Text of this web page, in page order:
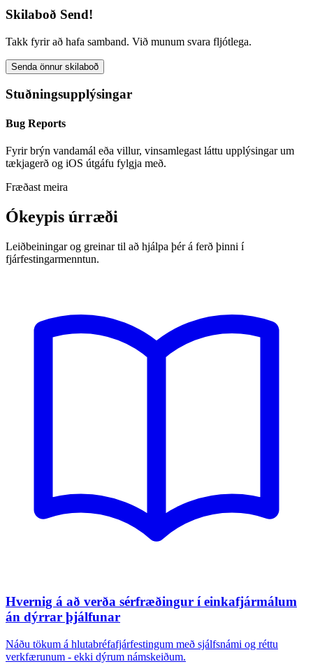
Skilaboð Send!
Takk fyrir að hafa samband. Við munum svara fljótlega.
Senda önnur skilaboð
Stuðningsupplýsingar
Bug Reports
Fyrir brýn vandamál eða villur, vinsamlegast láttu upplýsingar um
tækjagerð og iOS útgáfu fylgja með.
Fræðast meira
Ókeypis úrræði
Leiðbeiningar og greinar til að hjálpa þér á ferð þinni í
fjárfestingarmenntun.
Hvernig á að verða sérfræðingur í einkafjármálum
án dýrrar þjálfunar
Náðu tökum á hlutabréfafjárfestingum með sjálfsnámi og réttu
verkfærunum - ekki dýrum námskeiðum.